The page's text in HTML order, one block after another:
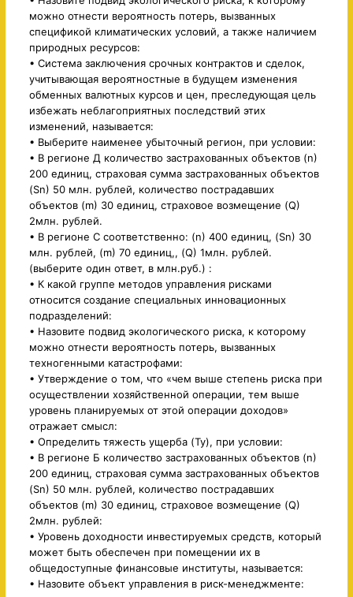
можно отнести вероятность потерь, вызванных
спецификой климатических условий, а также наличием
природных ресурсов:
• Система заключения срочных контрактов и сделок,
учитывающая вероятностные в будущем изменения
обменных валютных курсов и цен, преследующая цель
избежать неблагоприятных последствий этих
изменений, называется:
• Выберите наименее убыточный регион, при условии:
• В регионе Д количество застрахованных объектов (n)
200 единиц, страховая сумма застрахованных объектов
(Sn) 50 млн. рублей, количество пострадавших
объектов (m) 30 единиц, страховое возмещение (Q)
2млн. рублей.
• В регионе С соответственно: (n) 400 единиц, (Sn) 30
млн. рублей, (m) 70 единиц,, (Q) 1млн. рублей.
(выберите один ответ, в млн.руб.) :
• К какой группе методов управления рисками
относится создание специальных инновационных
подразделений:
• Назовите подвид экологического риска, к которому
можно отнести вероятность потерь, вызванных
техногенными катастрофами:
• Утверждение о том, что «чем выше степень риска при
осуществлении хозяйственной операции, тем выше
уровень планируемых от этой операции доходов»
отражает смысл:
• Определить тяжесть ущерба (Ту), при условии:
• В регионе Б количество застрахованных объектов (n)
200 единиц, страховая сумма застрахованных объектов
(Sn) 50 млн. рублей, количество пострадавших
объектов (m) 30 единиц, страховое возмещение (Q)
2млн. рублей:
• Уровень доходности инвестируемых средств, который
может быть обеспечен при помещении их в
общедоступные финансовые институты, называется:
• Назовите объект управления в риск-менеджменте: